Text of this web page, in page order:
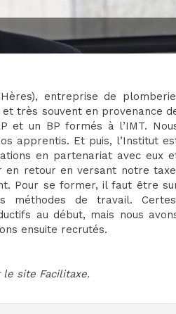
entreprise de
très souvent en provenance
et un BP formés à l’IMT.
apprentis. Et puis, l’Institut
en partenariat avec eux
en retour en versant notre
Pour se former, il faut être
de travail.
au début, mais nous
ensuite recrutés.
site Facilitaxe.